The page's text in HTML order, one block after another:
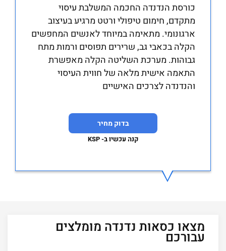
כורסת הנדנדה החכמה המשלבת עיסוי
מתקדם, חימום טיפולי ורטט מרגיע בעיצוב
ארגונומי. מתאימה במיוחד לאנשים המחפשים
הקלה בכאבי גב, שרירים תפוסים ורמות מתח
גבוהות. מערכת השליטה הקלה מאפשרת
התאמה אישית מלאה של חווית העיסוי
והנדנדה לצרכים האישיים
בדוק מחיר
קנה עכשיו ב- KSP
מצאו כסאות נדנדה מומלצים
עבורכם